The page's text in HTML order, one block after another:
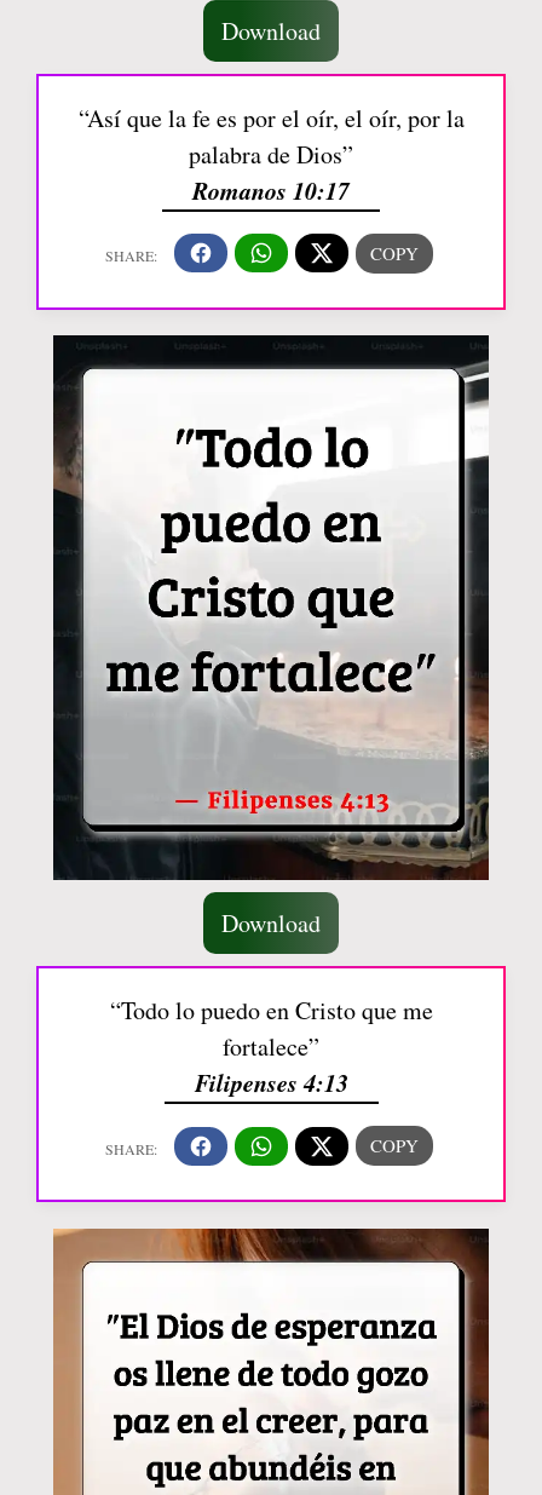
Download
“Así que la fe es por el oír, el oír, por la
palabra de Dios”
Romanos 10:17
Download
“Todo lo puedo en Cristo que me
fortalece”
Filipenses 4:13